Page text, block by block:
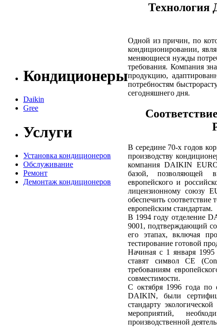
Кондиционеры
Daikin
Gree
Услуги
Установка кондиционеров
Обслуживание
Ремонт
Демонтаж кондиционеров
Технология
Одной из причин, по
кондиционировании,
меняющиеся нужды
требования. Компания
продукцию,
потребностям
сегодняшнего дня.
В середине 70-х годов
производству
компания DAIKIN
базой, позволяющей
европейского и
лицензионному союзу
обеспечить
европейским стандартам.
В 1994 году отделение
9001, подтверждающий
его этапах, включая
тестирование готовой
Начиная с 1 января
ставят символ CЕ
требованиям
совместимости.
С октября 1996 года по
DAIKIN, были
стандарту
мероприятий,
производственной